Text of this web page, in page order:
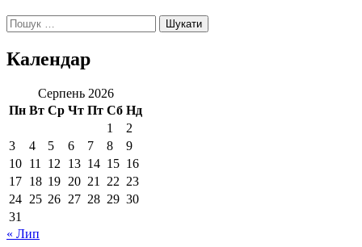
Пошук:
Календар
Серпень 2026
Пн Вт Ср Чт Пт Сб Нд
1
2
3
4 5 6 7 8
9
10 11 12 13 14 15 16
17 18 19 20 21 22 23
24 25 26 27 28 29 30
31
« Лип